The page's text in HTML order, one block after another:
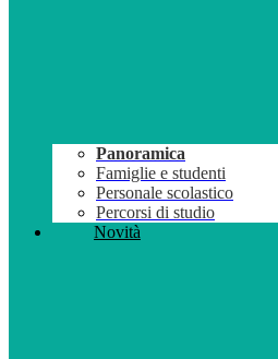
Panoramica
Famiglie e studenti
Personale scolastico
Percorsi di studio
Novità